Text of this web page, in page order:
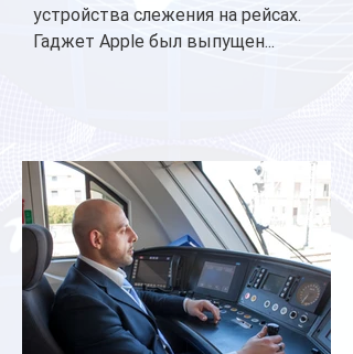
устройства слежения на рейсах.
Гаджет Apple был выпущен...